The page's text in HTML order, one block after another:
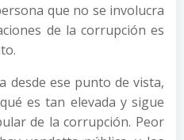
que no se involucra
de la corrupción es
desde ese punto de vista,
es tan elevada y sigue
de la corrupción. Peor